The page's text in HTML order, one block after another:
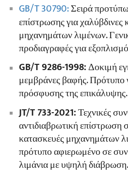
GB/T 30790:Σειρά
επίστρωσης για χαλύβδινες
μηχανημάτων λιμένων.
προδιαγραφές για
GB/T 9286-1998:Δοκιμή
μεμβράνες βαφής. Πρότυπο
πρόσφυσης της επικάλυψης.
JT/T 733-2021:Τεχνικές
αντιδιαβρωτική επίστρωση
κατασκευές μηχανημάτων
πρότυπο αφιερωμένο σε
λιμάνια με υψηλή διάβρωση.